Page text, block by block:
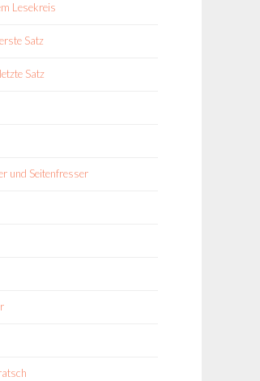
Lesekreis
Satz
Satz
und Seitenfresser